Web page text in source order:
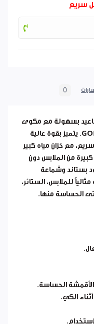
سريع
0
بسهولة مع مكوى
. يتميز بقوة عالية
قوي وسريع، مع خزان مياه كبير
كي كمية كبيرة من الملابس دون
بستاند وشماعة
للملابس، الستائر،
الحساسة منها.
الأقمشة الحساسة.
الكي.